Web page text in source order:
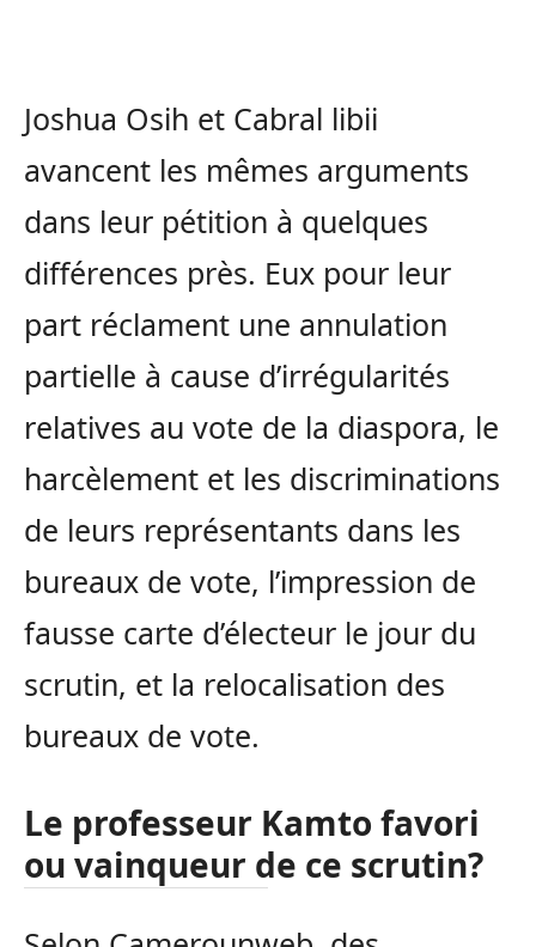
Joshua Osih et Cabral libii
avancent les mêmes arguments
dans leur pétition à quelques
différences près. Eux pour leur
part réclament une annulation
partielle à cause d’irrégularités
relatives au vote de la diaspora, le
harcèlement et les discriminations
de leurs représentants dans les
bureaux de vote, l’impression de
fausse carte d’électeur le jour du
scrutin, et la relocalisation des
bureaux de vote.
Le professeur Kamto favori
ou vainqueur de ce scrutin?